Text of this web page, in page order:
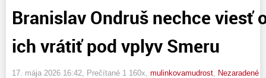
Branislav Ondruš nechce viesť
ich vrátiť pod vplyv Smeru
17. mája 2026 16:42 , Prečítané 1 160x, mulinkovamudrost Nezaradené